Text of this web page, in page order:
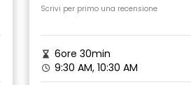
Scrivi per primo una recensione
6ore 30min
9:30 AM, 10:30 AM